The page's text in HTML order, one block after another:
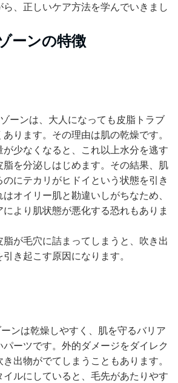
、正しいケア方法を学んでいきまし
ーンの特徴
ーンは、大人になっても皮脂トラブ
ります。その理由は肌の乾燥です。
少なくなると、これ以上水分を逃す
脂を分泌しはじめます。その結果、肌
にテカリがヒドイという状態を引き
オイリー肌と勘違いしがちなため、
より肌状態が悪化する恐れもありま
が毛穴に詰まってしまうと、吹き出
き起こす原因になります。
ンは乾燥しやすく、肌を守るバリア
ーツです。外的ダメージをダイレク
き出物がでてしまうこともあります。
イルにしていると、毛先があたりやす